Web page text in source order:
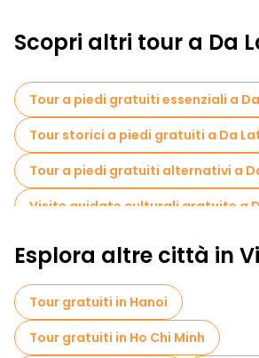
Scopri altri tour a Da
Tour a piedi gratuiti essenziali a
Tour storici a piedi gratuiti a Da
Tour a piedi gratuiti alternativi a
Visite guidate culturali gratuite a
Tour a piedi gratuiti per famiglie a
Tour di degustazione locali in Da Lat
Gite giornaliere gratuite a Da Lat
Esplora altre città in
Tour gratuiti in Hanoi
Tour gratuiti in Ho Chi Minh